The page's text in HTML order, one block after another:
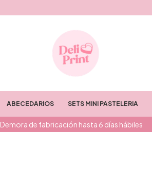
Demora de fabricación hasta 6 días hábiles
ABECEDARIOS SETS MINI PASTELERIA